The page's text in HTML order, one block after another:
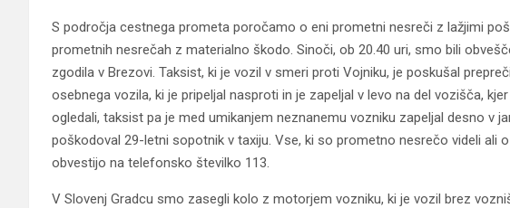
S področja cestnega prometa poročamo o eni prometni nesreči z lažjimi
prometnih nesrečah z materialno škodo. Sinoči, ob 20.40 uri, smo bili
zgodila v Brezovi. Taksist, ki je vozil v smeri proti Vojniku, je poskušal
osebnega vozila, ki je pripeljal nasproti in je zapeljal v levo na del vozišča,
ogledali, taksist pa je med umikanjem neznanemu vozniku zapeljal desno v
poškodoval 29-letni sopotnik v taxiju. Vse, ki so prometno nesrečo videli ali
obvestijo na telefonsko številko 113.
V Slovenj Gradcu smo zasegli kolo z motorjem vozniku, ki je vozil brez